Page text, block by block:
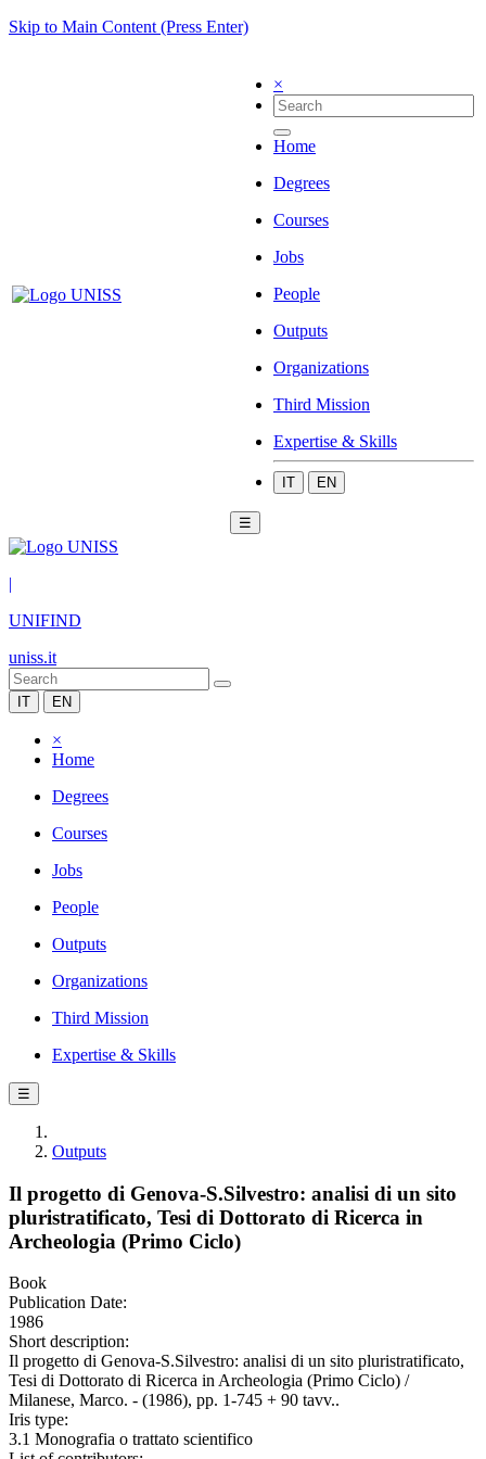
Skip to Main Content (Press Enter)
×
Home
Degrees
Courses
Jobs
People
Outputs
Organizations
Third Mission
Expertise & Skills
IT EN
☰
|
UNIFIND
uniss.it
IT EN
×
Home
Degrees
Courses
Jobs
People
Outputs
Organizations
Third Mission
Expertise & Skills
☰
Outputs
Il progetto di Genova-S.Silvestro: analisi di un sito
pluristratificato, Tesi di Dottorato di Ricerca in
Archeologia (Primo Ciclo)
Book
Publication Date:
1986
Short description:
Il progetto di Genova-S.Silvestro: analisi di un sito pluristratificato,
Tesi di Dottorato di Ricerca in Archeologia (Primo Ciclo) /
Milanese, Marco. - (1986), pp. 1-745 + 90 tavv..
Iris type:
3.1 Monografia o trattato scientifico